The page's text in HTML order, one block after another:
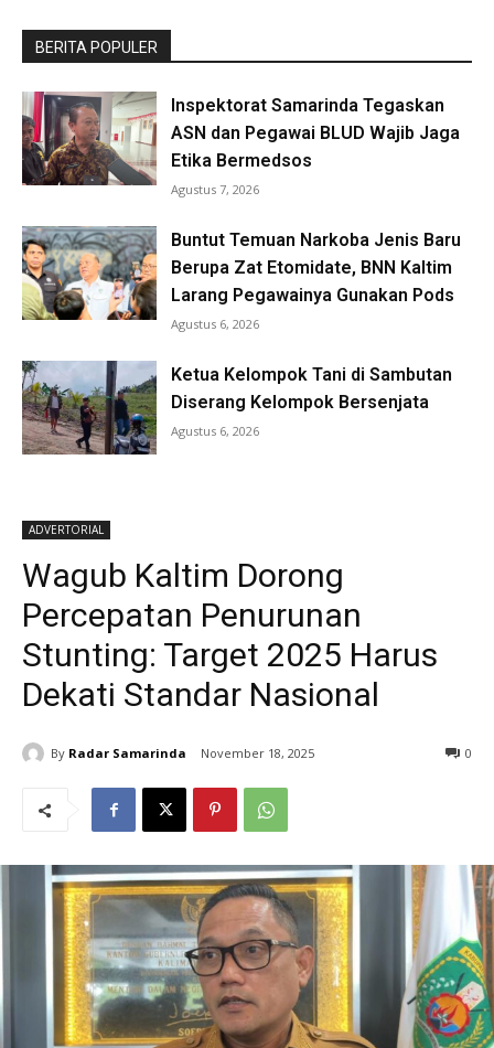
BERITA POPULER
Inspektorat Samarinda Tegaskan
ASN dan Pegawai BLUD Wajib Jaga
Etika Bermedsos
Agustus 7, 2026
Buntut Temuan Narkoba Jenis Baru
Berupa Zat Etomidate, BNN Kaltim
Larang Pegawainya Gunakan Pods
Agustus 6, 2026
Ketua Kelompok Tani di Sambutan
Diserang Kelompok Bersenjata
Agustus 6, 2026